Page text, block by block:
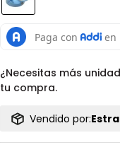
¿Necesitas más
tu compra.
Vendido por:Estra